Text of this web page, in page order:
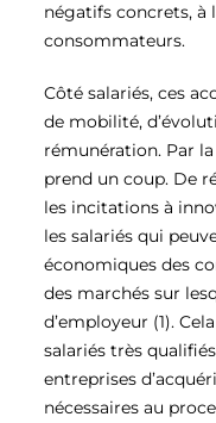
négatifs concrets, à
consommateurs.
Côté salariés, ces
de mobilité,
rémunération. Par
prend un coup. De
les incitations à
les salariés qui
économiques des
des marchés sur
d’employeur (1).
salariés très
entreprises
nécessaires au